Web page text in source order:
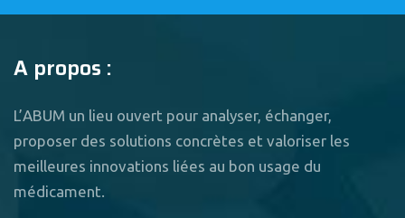
A propos :
L’ABUM un lieu ouvert pour analyser, échanger,
proposer des solutions concrètes et valoriser les
meilleures innovations liées au bon usage du
médicament.